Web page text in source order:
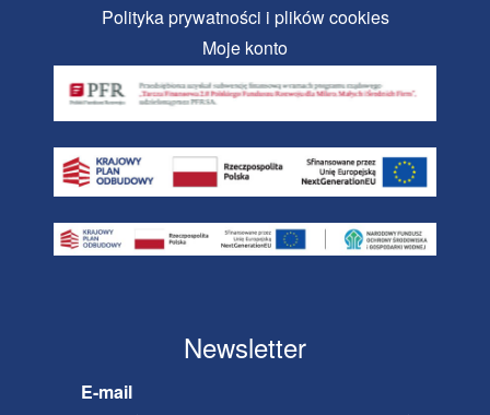
Polityka prywatności i plików cookies
Moje konto
Newsletter
E-mail